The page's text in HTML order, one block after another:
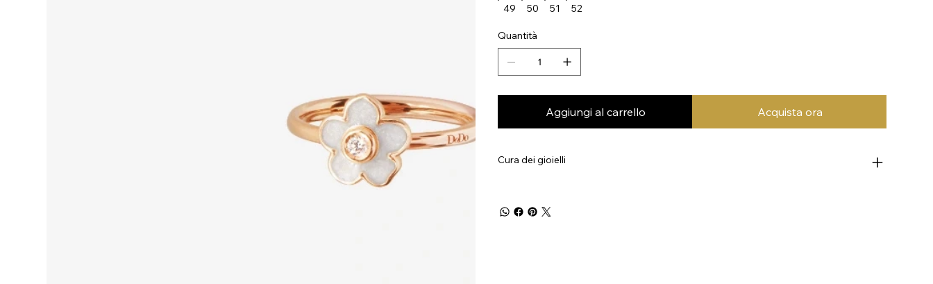
49 50 51 52
Quantità
Aggiungi al carrello Acquista ora
Cura dei gioielli